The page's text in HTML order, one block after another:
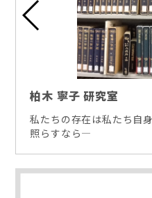
柏木 寧子 研究室
私たちの存在は私たち自
照らすなら―